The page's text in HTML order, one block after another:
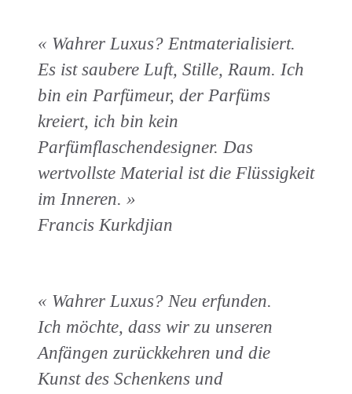
« Wahrer Luxus? Entmaterialisiert.
Es ist saubere Luft, Stille, Raum. Ich
bin ein Parfümeur, der Parfüms
kreiert, ich bin kein
Parfümflaschendesigner. Das
wertvollste Material ist die Flüssigkeit
im Inneren. »
Francis Kurkdjian
« Wahrer Luxus? Neu erfunden.
Ich möchte, dass wir zu unseren
Anfängen zurückkehren und die
Kunst des Schenkens und